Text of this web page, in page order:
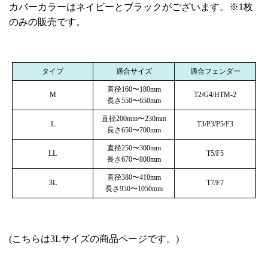
カバーカラーはネイビーとブラックがございます。※1枚
のみの販売です。
タイプ 適合サイズ 適合フェンダー
M
直径160〜180mm
長さ550〜650mm
T2/G4/HTM-2
L
直径200mm〜230mm
長さ650〜700mm
T3/P3/P5/F3
LL
直径250〜300mm
長さ670〜800mm
T5/F5
3L
直径380〜410mm
長さ950〜1050mm
T7/F7
(こちらは3Lサイズの商品ページです。)